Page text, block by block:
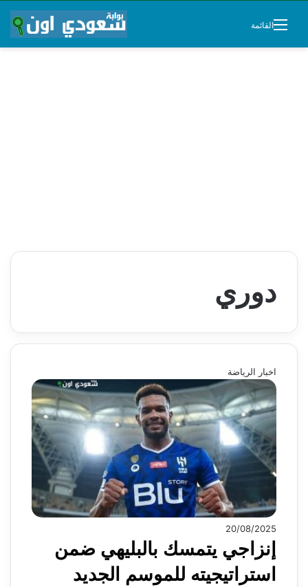
القائمة
دوري
اخبار الرياضة
20/08/2025
إنزاجي يتمسك بالبليهي ضمن
استراتيجيته للموسم الجديد